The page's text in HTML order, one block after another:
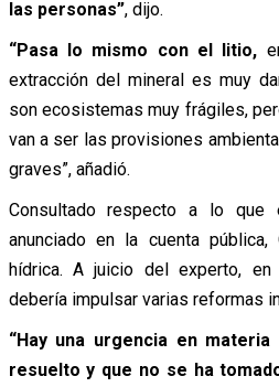
las personas”, dijo.
“Pasa lo mismo con el litio,
extracción del mineral es muy
son ecosistemas muy frágiles,
van a ser las provisiones
graves”, añadió.
Consultado respecto a lo
anunciado en la cuenta
hídrica. A juicio del experto, en
debería impulsar varias reformas
“Hay una urgencia en
resuelto y que no se ha